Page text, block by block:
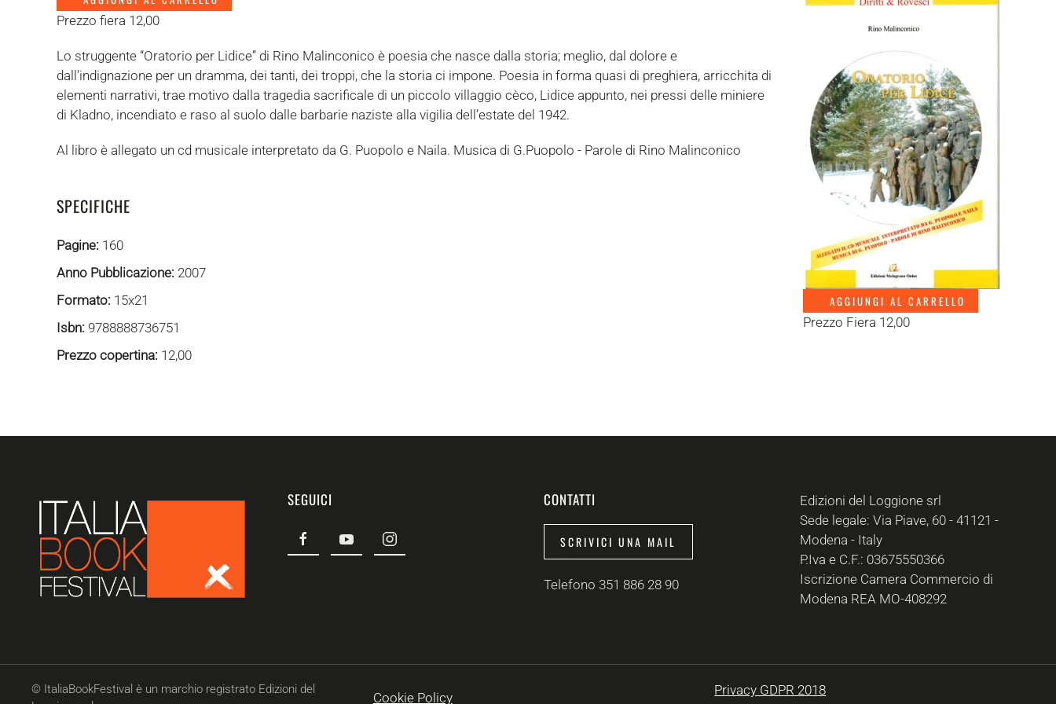
AGGIUNGI AL CARRELLO
Prezzo Fiera 12,00
Prezzo fiera 12,00
Lo struggente “Oratorio per Lidice” di Rino Malinconico è poesia che nasce dalla storia; meglio, dal dolore e
dall’indignazione per un dramma, dei tanti, dei troppi, che la storia ci impone. Poesia in forma quasi di preghiera, arricchita di
elementi narrativi, trae motivo dalla tragedia sacrificale di un piccolo villaggio cèco, Lidice appunto, nei pressi delle miniere
di Kladno, incendiato e raso al suolo dalle barbarie naziste alla vigilia dell’estate del 1942.
Al libro è allegato un cd musicale interpretato da G. Puopolo e Naila. Musica di G.Puopolo - Parole di Rino Malinconico
SPECIFICHE
Pagine: 160
Anno Pubblicazione: 2007
Formato: 15x21
Isbn: 9788888736751
Prezzo copertina: 12,00
SEGUICI CONTATTI
SCRIVICI UNA MAIL
Telefono 351 886 28 90
Edizioni del Loggione srl
Sede legale: Via Piave, 60 - 41121 -
Modena - Italy
P.Iva e C.F.: 03675550366
Iscrizione Camera Commercio di
Modena REA MO-408292
© ItaliaBookFestival è un marchio registrato Edizioni del
Cookie Policy Privacy GDPR 2018